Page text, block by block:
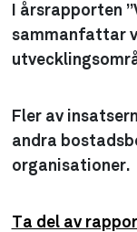
I årsrapporten
sammanfattar
Fler av
andra
organisationer.
Ta del av